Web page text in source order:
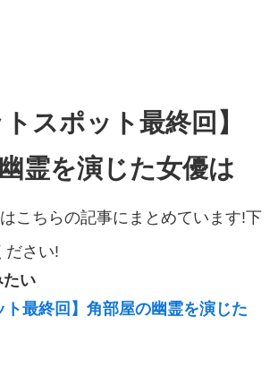
トスポット最終回】
霊を演じた女優は
こちらの記事にまとめています!下
ださい!
い
ト最終回】角部屋の幽霊を演じた